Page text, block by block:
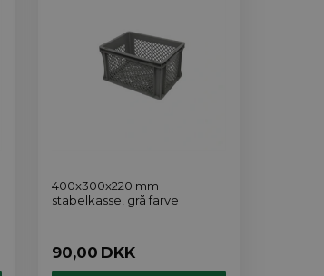
400x300x220 mm
stabelkasse, grå farve
90,00 DKK